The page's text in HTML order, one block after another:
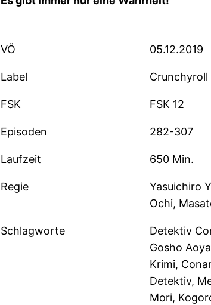
VÖ 05.12.2019
Label Crunchyroll
FSK FSK 12
Episoden 282-307
Laufzeit 650 Min.
Regie
Yasuichiro
Ochi,
Schlagworte
Detektiv
Gosho
Krimi,
Detektiv,
Mori,